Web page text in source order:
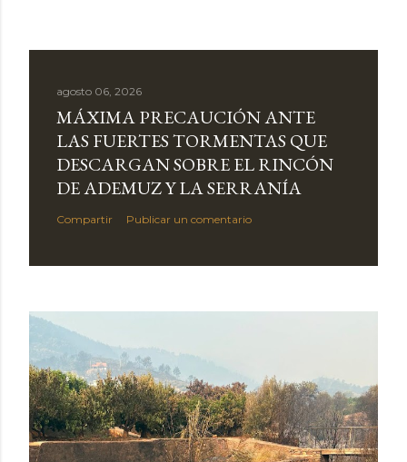
agosto 06, 2026
MÁXIMA PRECAUCIÓN ANTE
LAS FUERTES TORMENTAS QUE
DESCARGAN SOBRE EL RINCÓN
DE ADEMUZ Y LA SERRANÍA
Compartir Publicar un comentario